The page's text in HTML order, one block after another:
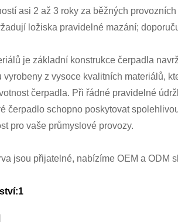
asi 2 až 3 roky za běžných
ložiska pravidelné mazání;
je základní konstrukce čerpadla
z vysoce kvalitních materiálů,
čerpadla. Při řádné pravidelné
čerpadlo schopno poskytovat
pro vaše průmyslové provozy.
jsou přijatelné, nabízíme OEM a ODM